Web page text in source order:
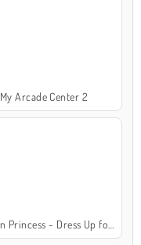
My Arcade Center 2